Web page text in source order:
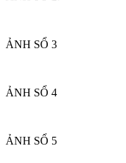
ẢNH SỔ 3
ẢNH SỔ 4
ẢNH SỔ 5